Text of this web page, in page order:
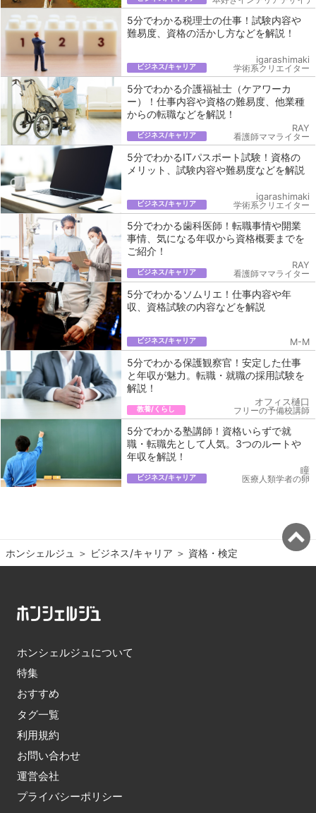
5分でわかる税理士の仕事！試験内容や
難易度、資格の活かし方などを解説！
ビジネス/キャリア
igarashimaki
学術系クリエイター
5分でわかる介護福祉士（ケアワーカ
ー）！仕事内容や資格の難易度、他業種
からの転職などを解説！
ビジネス/キャリア
RAY
看護師ママライター
5分でわかるITパスポート試験！資格の
メリット、試験内容や難易度などを解説
ビジネス/キャリア
igarashimaki
学術系クリエイター
5分でわかる歯科医師！転職事情や開業
事情、気になる年収から資格概要までを
ご紹介！
ビジネス/キャリア
RAY
看護師ママライター
5分でわかるソムリエ！仕事内容や年
収、資格試験の内容などを解説
ビジネス/キャリア M-M
5分でわかる保護観察官！安定した仕事
と年収が魅力。転職・就職の採用試験を
解説！
教養/くらし
オフィス樋口
フリーの予備校講師
5分でわかる塾講師！資格いらずで就
職・転職先として人気。3つのルートや
年収を解説！
ビジネス/キャリア
瞳
医療人類学者の卵
ホンシェルジュ ＞ ビジネス/キャリア ＞ 資格・検定
ホンシェルジュについて
特集
おすすめ
タグ一覧
利用規約
お問い合わせ
運営会社
プライバシーポリシー